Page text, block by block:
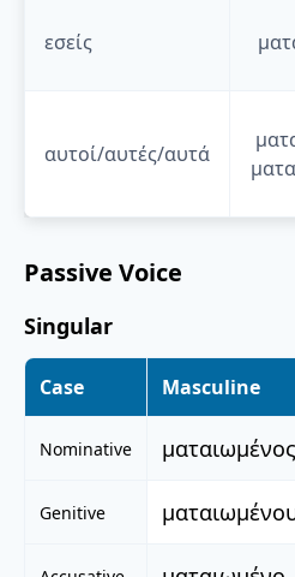
εσείς
αυτοί/αυτές/αυτά
Passive Voice
Singular
Case Masculine
Nominative ματαιωμένος
Genitive